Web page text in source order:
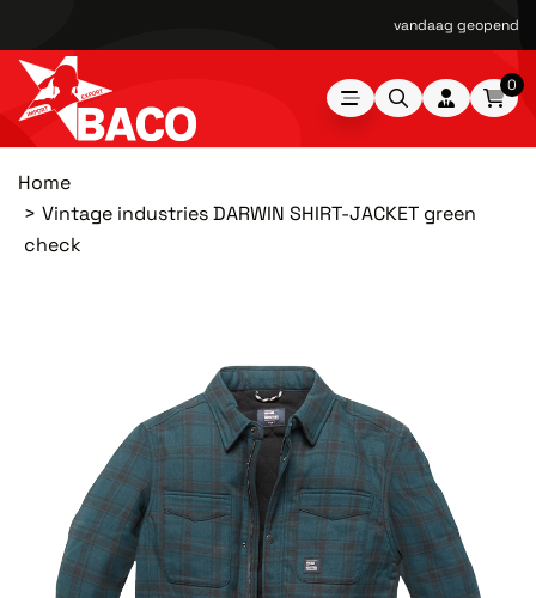
vandaag geopend
0
Home
Vintage industries DARWIN SHIRT-JACKET green
check